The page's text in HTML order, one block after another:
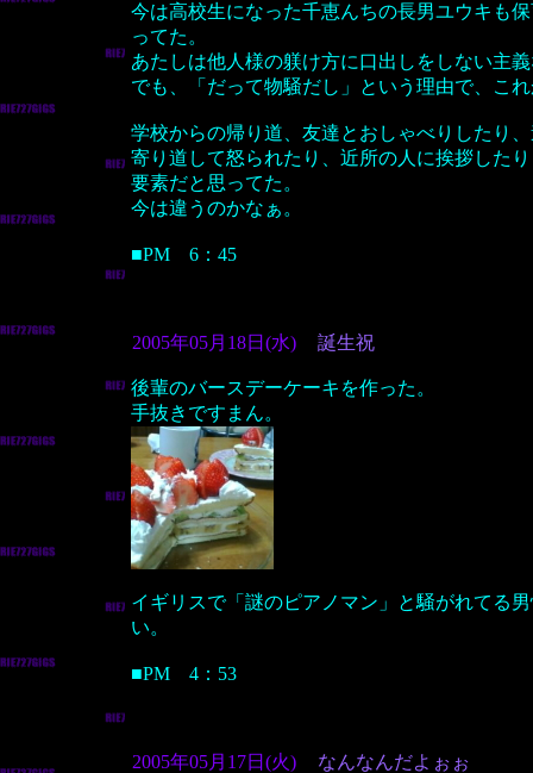
今は高校生になった千恵んちの長男ユウキも
ってた。
あたしは他人様の躾け方に口出しをしない主
でも、「だって物騒だし」という理由で、こ
学校からの帰り道、友達とおしゃべりしたり
寄り道して怒られたり、近所の人に挨拶した
要素だと思ってた。
今は違うのかなぁ。
■PM 6：45
2005年05月18日(水) 誕生祝
後輩のバースデーケーキを作った。
手抜きですまん。
イギリスで「謎のピアノマン」と騒がれてる
い。
■PM 4：53
2005年05月17日(火) なんなんだよぉぉ